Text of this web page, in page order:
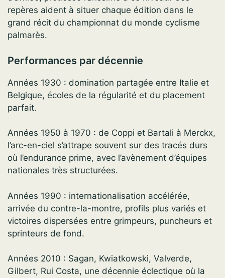
repères aident à situer chaque édition dans le
grand récit du championnat du monde cyclisme
palmarès.
Performances par décennie
Années 1930 : domination partagée entre Italie et
Belgique, écoles de la régularité et du placement
parfait.
Années 1950 à 1970 : de Coppi et Bartali à Merckx,
l’arc-en-ciel s’attrape souvent sur des tracés durs
où l’endurance prime, avec l’avènement d’équipes
nationales très structurées.
Années 1990 : internationalisation accélérée,
arrivée du contre-la-montre, profils plus variés et
victoires dispersées entre grimpeurs, puncheurs et
sprinteurs de fond.
Années 2010 : Sagan, Kwiatkowski, Valverde,
Gilbert, Rui Costa, une décennie éclectique où la